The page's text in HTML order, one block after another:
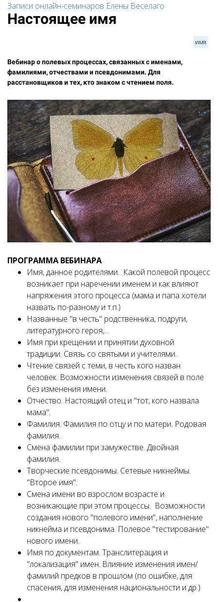
Записи онлайн-семинаров Елены Веселаго
Настоящее имя
имя
Вебинар о полевых процессах, связанных с именами,
фамилиями, отчествами и псевдонимами. Для
расстановщиков и тех, кто знаком с чтением поля.
ПРОГРАММА ВЕБИНАРА
Имя, данное родителями. Какой полевой процесс
возникает при наречении именем и как влияют
напряжения этого процесса (мама и папа хотели
назвать по-разному и т.п.)
Названные "в честь" родственника, подруги,
литературного героя,…
Имя при крещении и принятии духовной
традиции. Связь со святыми и учителями.
Чтение связей с теми, в честь кого назван
человек. Возможности изменения связей в поле
без изменения имени.
Отчество. Настоящий отец и "тот, кого назвала
мама".
Фамилия. Фамилия по отцу и по матери. Родовая
фамилия.
Смена фамилии при замужестве. Двойная
фамилия.
Творческие псевдонимы. Сетевые никнеймы.
"Второе имя".
Смена имени во взрослом возрасте и
возникающие при этом процессы. Возможности
создания нового "полевого имени", наполнение
никнейма и псевдонима. Полевое "тестирование"
нового имени.
Имя по документам. Транслитерация и
"локализация" имен. Влияние изменения имен/
фамилий предков в прошлом (по ошибке, для
спасения, для изменения национальности и др.)